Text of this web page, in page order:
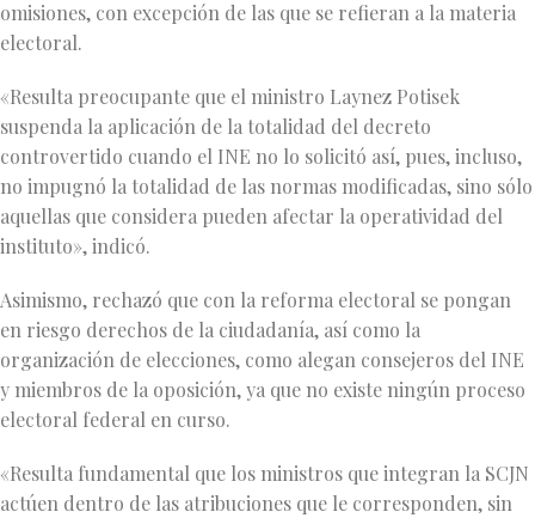
omisiones, con excepción de las que se refieran a la materia
electoral.
«Resulta preocupante que el ministro Laynez Potisek
suspenda la aplicación de la totalidad del decreto
controvertido cuando el INE no lo solicitó así, pues, incluso,
no impugnó la totalidad de las normas modificadas, sino sólo
aquellas que considera pueden afectar la operatividad del
instituto», indicó.
Asimismo, rechazó que con la reforma electoral se pongan
en riesgo derechos de la ciudadanía, así como la
organización de elecciones, como alegan consejeros del INE
y miembros de la oposición, ya que no existe ningún proceso
electoral federal en curso.
«Resulta fundamental que los ministros que integran la SCJN
actúen dentro de las atribuciones que le corresponden, sin